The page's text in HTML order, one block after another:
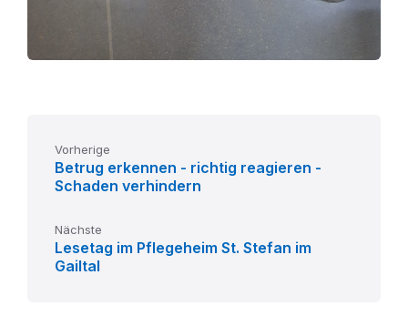
Vorherige
Betrug erkennen - richtig reagieren -
Schaden verhindern
Nächste
Lesetag im Pflegeheim St. Stefan im
Gailtal